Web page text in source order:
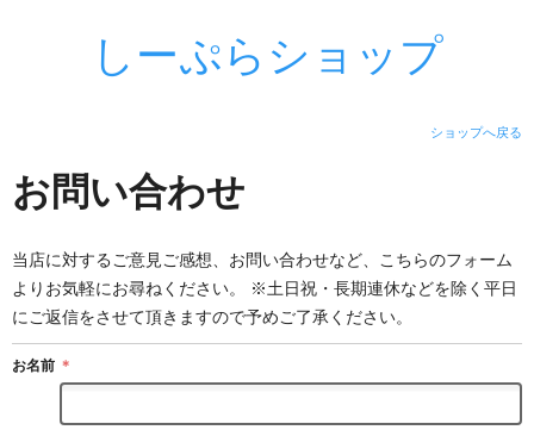
しーぷらショップ
ショップへ戻る
お問い合わせ
当店に対するご意見ご感想、お問い合わせなど、こちらのフォーム
よりお気軽にお尋ねください。 ※土日祝・長期連休などを除く平日
にご返信をさせて頂きますので予めご了承ください。
お名前 ＊